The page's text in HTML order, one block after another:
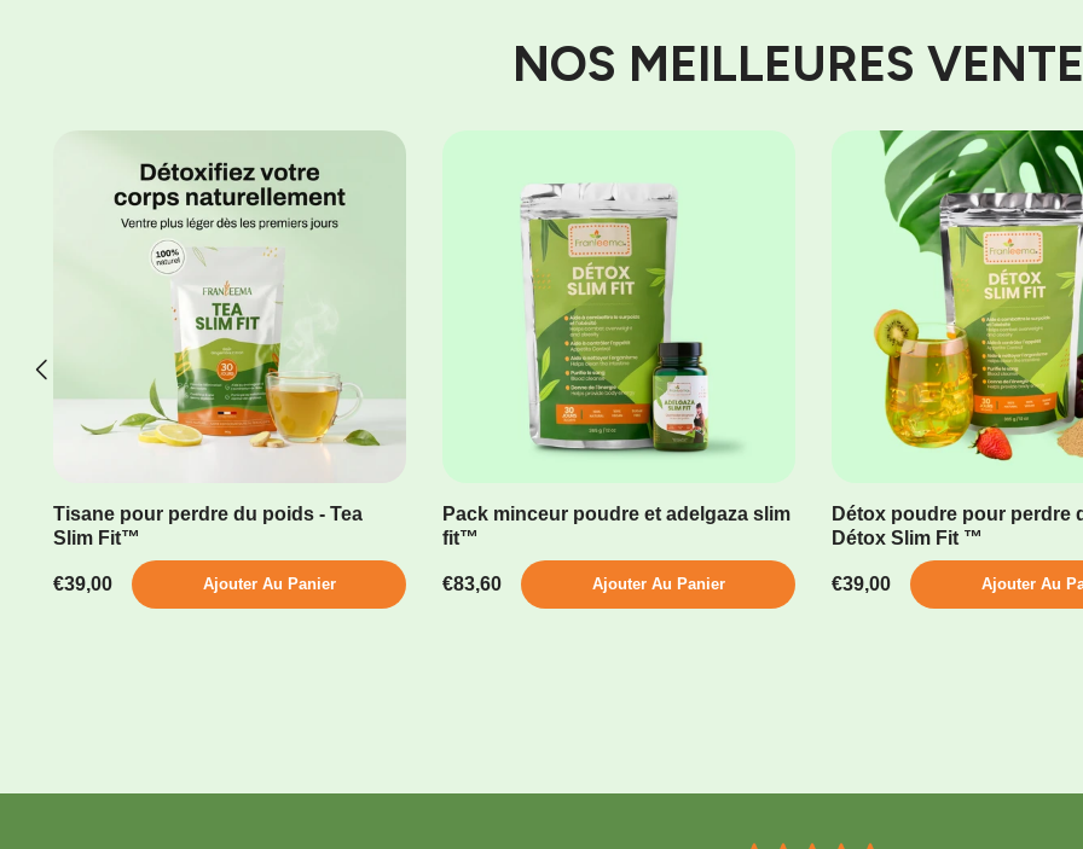
NOS MEILLEURES
Tisane pour perdre du poids - Tea
Slim Fit™
€39,00 Ajouter Au Panier
Pack minceur poudre et adelgaza slim
fit™
€83,60 Ajouter Au Panier
Détox poudre pour perdre
Détox Slim Fit ™
€39,00 Ajouter Au